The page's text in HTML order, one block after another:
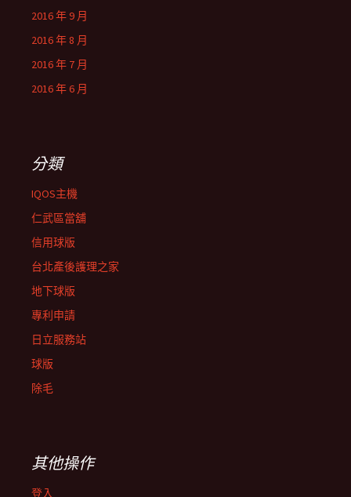
2016 年 9 月
2016 年 8 月
2016 年 7 月
2016 年 6 月
分類
IQOS主機
仁武區當舖
信用球版
台北產後護理之家
地下球版
專利申請
日立服務站
球版
除毛
其他操作
登入